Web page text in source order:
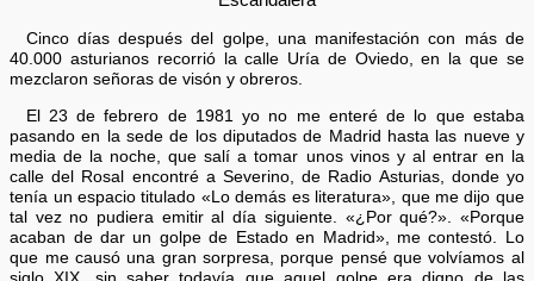
Cinco días después del golpe, una manifestación con más de
40.000 asturianos recorrió la calle Uría de Oviedo, en la que se
mezclaron señoras de visón y obreros.
El 23 de febrero de 1981 yo no me enteré de lo que estaba
pasando en la sede de los diputados de Madrid hasta las nueve y
media de la noche, que salí a tomar unos vinos y al entrar en la
calle del Rosal encontré a Severino, de Radio Asturias, donde yo
tenía un espacio titulado «Lo demás es literatura», que me dijo que
tal vez no pudiera emitir al día siguiente. «¿Por qué?». «Porque
acaban de dar un golpe de Estado en Madrid», me contestó. Lo
que me causó una gran sorpresa, porque pensé que volvíamos al